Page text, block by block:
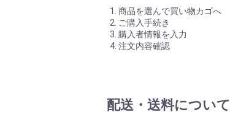
1. 商品を選んで買い物カゴへ
2. ご購入手続き
3. 購入者情報を入力
4. 注文内容確認
配送・送料について